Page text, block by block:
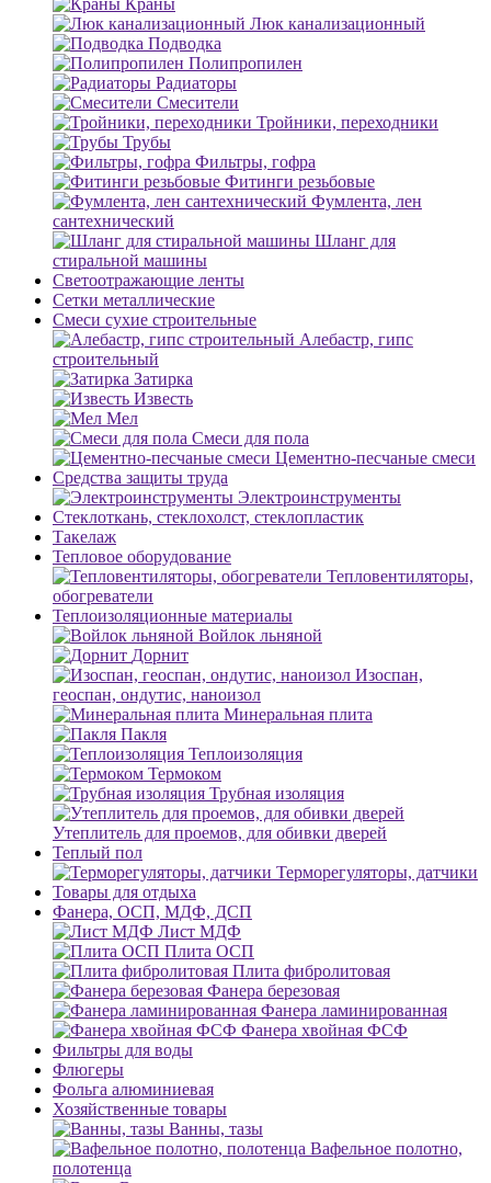
Краны
Люк канализационный
Подводка
Полипропилен
Радиаторы
Смесители
Тройники, переходники
Трубы
Фильтры, гофра
Фитинги резьбовые
Фумлента, лен
сантехнический
Шланг для
стиральной машины
Светоотражающие ленты
Сетки металлические
Смеси сухие строительные
Алебастр, гипс
строительный
Затирка
Известь
Мел
Смеси для пола
Цементно-песчаные смеси
Средства защиты труда
Электроинструменты
Стеклоткань, стеклохолст, стеклопластик
Такелаж
Тепловое оборудование
Тепловентиляторы,
обогреватели
Теплоизоляционные материалы
Войлок льняной
Дорнит
Изоспан,
геоспан, ондутис, наноизол
Минеральная плита
Пакля
Теплоизоляция
Термоком
Трубная изоляция
Утеплитель для проемов, для обивки дверей
Теплый пол
Терморегуляторы, датчики
Товары для отдыха
Фанера, ОСП, МДФ, ДСП
Лист МДФ
Плита ОСП
Плита фибролитовая
Фанера березовая
Фанера ламинированная
Фанера хвойная ФСФ
Фильтры для воды
Флюгеры
Фольга алюминиевая
Хозяйственные товары
Ванны, тазы
Вафельное полотно,
полотенца